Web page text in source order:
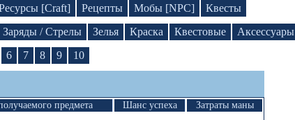
[Craft] Рецепты Мобы [NPC]
Квесты
Заряды / Стрелы Зелья Краска Квестовые Аксессуары
6 7 8 9 10
предмета Шанс успеха
Затраты маны